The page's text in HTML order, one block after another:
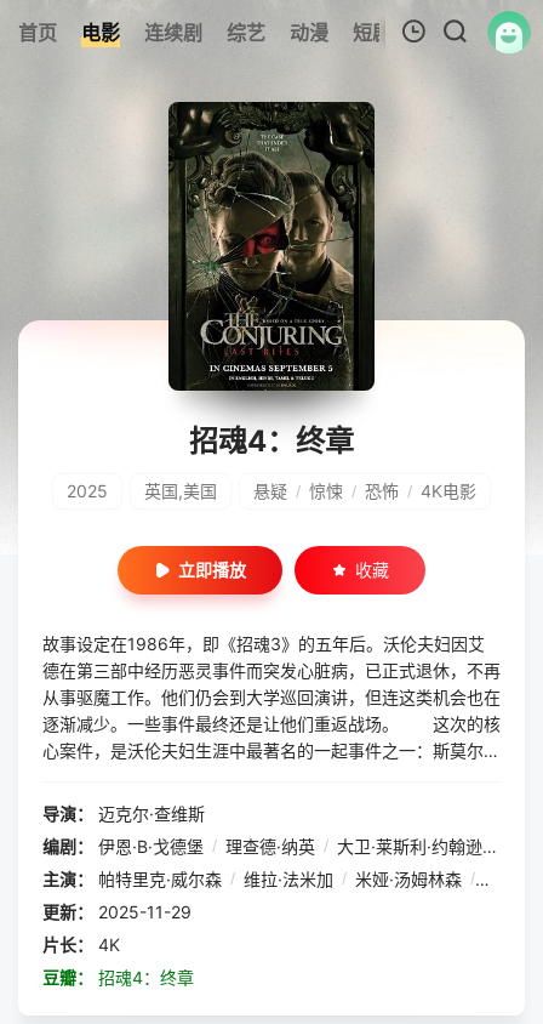
首页 电影 连续剧 综艺 动漫 短剧大全 纪录片
暂无观看影片的记录
招魂4：终章
2025 英国,美国 悬疑 / 惊悚 / 恐怖 / 4K电影
立即播放 收藏
故事设定在1986年，即《招魂3》的五年后。沃伦夫妇因艾
德在第三部中经历恶灵事件而突发心脏病，已正式退休，不再
从事驱魔工作。他们仍会到大学巡回演讲，但连这类机会也在
逐渐减少。一些事件最终还是让他们重返战场。 这次的核
心案件，是沃伦夫妇生涯中最著名的一起事件之一：斯莫尔家
中的女儿朱迪和女婿托尼·斯佩拉负责运营）称，1970年代，
的一套复式住宅。随后数年，包括他们的女儿与杰克的父母在
内的家人纷纷声称经历了超自然现象，从怪味、怪声到鬼魂骚
扰等。
导演：
迈克尔·查维斯
编剧：
伊恩·B·戈德堡 / 理查德·纳英 / 大卫·莱斯利·约翰逊-麦戈德里克
主演：
帕特里克·威尔森 / 维拉·法米加 / 米娅·汤姆林森 / 本·哈迪
更新：
2025-11-29
片长：
4K
豆瓣：
招魂4：终章